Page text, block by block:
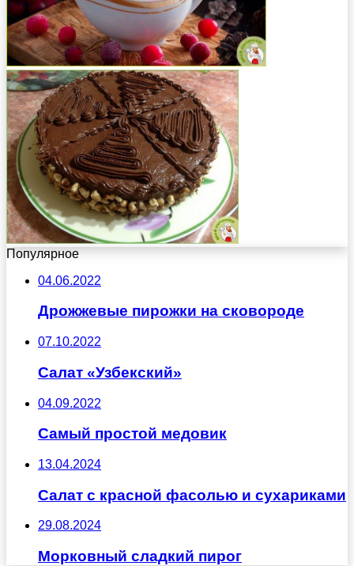
Популярное
04.06.2022
Дрожжевые пирожки на сковороде
07.10.2022
Салат «Узбекский»
04.09.2022
Самый простой медовик
13.04.2024
Салат с красной фасолью и сухариками
29.08.2024
Морковный сладкий пирог